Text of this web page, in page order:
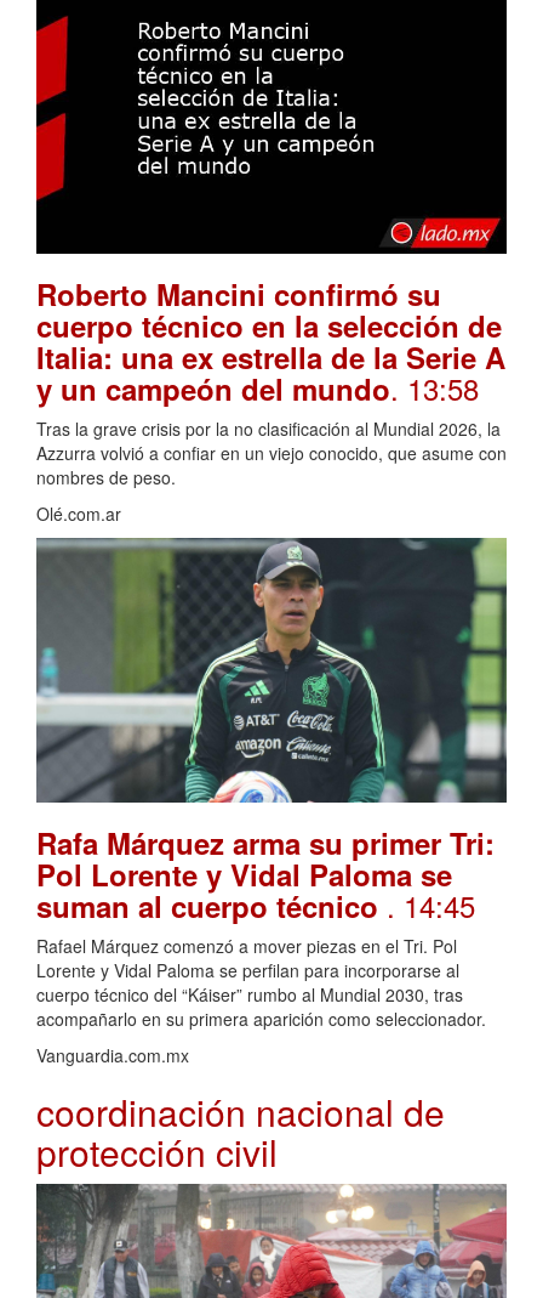
Roberto Mancini confirmó su
cuerpo técnico en la selección de
Italia: una ex estrella de la Serie A
y un campeón del mundo. 13:58
Tras la grave crisis por la no clasificación al Mundial 2026, la
Azzurra volvió a confiar en un viejo conocido, que asume con
nombres de peso.
Olé.com.ar
Rafa Márquez arma su primer Tri:
Pol Lorente y Vidal Paloma se
suman al cuerpo técnico . 14:45
Rafael Márquez comenzó a mover piezas en el Tri. Pol
Lorente y Vidal Paloma se perfilan para incorporarse al
cuerpo técnico del “Káiser” rumbo al Mundial 2030, tras
acompañarlo en su primera aparición como seleccionador.
Vanguardia.com.mx
coordinación nacional de
protección civil